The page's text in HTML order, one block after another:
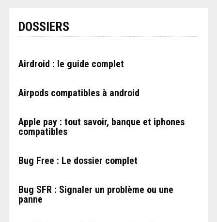
DOSSIERS
Airdroid : le guide complet
Airpods compatibles à android
Apple pay : tout savoir, banque et iphones
compatibles
Bug Free : Le dossier complet
Bug SFR : Signaler un problème ou une
panne